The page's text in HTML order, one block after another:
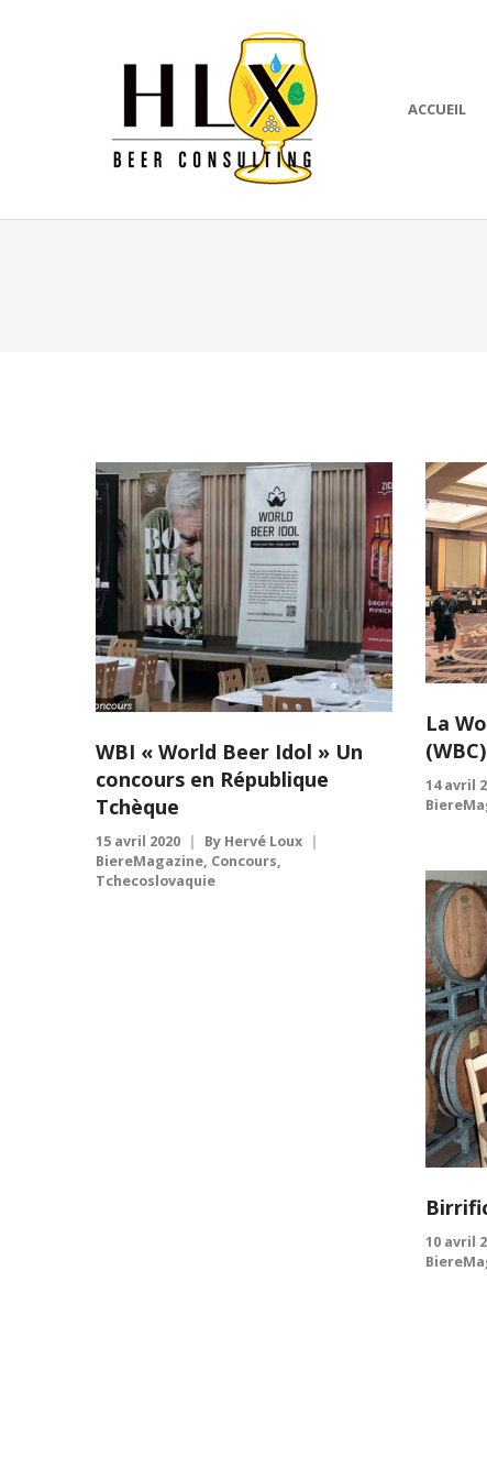
ACCUEIL
WBI « World Beer Idol » Un
concours en République
Tchèque
15 avril 2020 By Hervé Loux
BiereMagazine, Concours,
Tchecoslovaquie
La
14 avril
10 avril